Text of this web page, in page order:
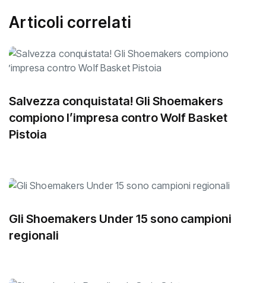
Articoli correlati
Salvezza conquistata! Gli Shoemakers
compiono l’impresa contro Wolf Basket
Pistoia
Gli Shoemakers Under 15 sono campioni
regionali